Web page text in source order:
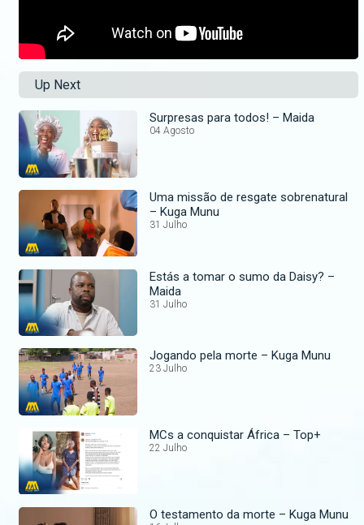
Up Next
Surpresas para todos! – Maida
04 Agosto
Uma missão de resgate sobrenatural
– Kuga Munu
31 Julho
Estás a tomar o sumo da Daisy? –
Maida
31 Julho
Jogando pela morte – Kuga Munu
23 Julho
MCs a conquistar África – Top+
22 Julho
O testamento da morte – Kuga Munu